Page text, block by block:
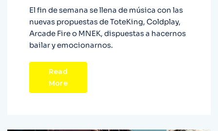
El fin de semana se llena de música con las
nuevas propuestas de ToteKing, Coldplay,
Arcade Fire o MNEK, dispuestas a hacernos
bailar y emocionarnos.
Read
More